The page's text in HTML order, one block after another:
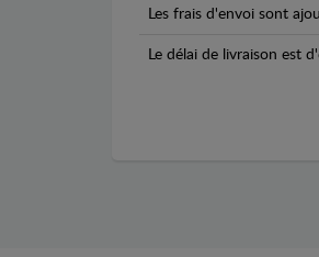
Les frais d'envoi sont
Le délai de livraison est